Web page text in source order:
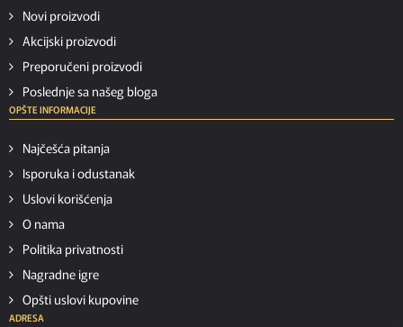
Novi proizvodi
Akcijski proizvodi
Preporučeni proizvodi
Poslednje sa našeg bloga
OPŠTE INFORMACIJE
Najčešća pitanja
Isporuka i odustanak
Uslovi korišćenja
O nama
Politika privatnosti
Nagradne igre
Opšti uslovi kupovine
ADRESA